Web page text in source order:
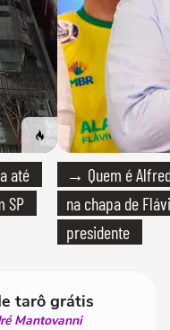
até
SP
→ Quem é
na chapa de
presidente
tarô grátis
Mantovanni